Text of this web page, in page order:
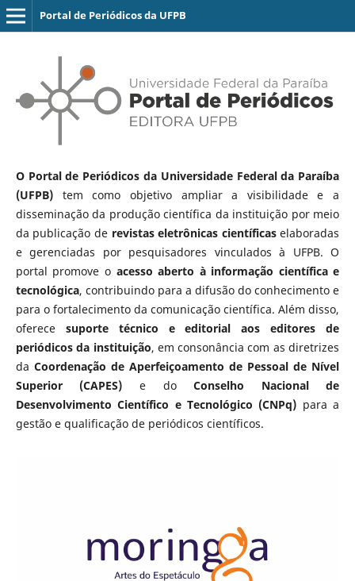
Portal de Periódicos da UFPB
O Portal de Periódicos da Universidade Federal da Paraíba
(UFPB)tem como objetivo ampliar a visibilidade e a
disseminação da produção científica da instituição por meio
da publicação de revistas eletrônicas científicaselaboradas
e gerenciadas por pesquisadores vinculados à UFPB. O
portal promove o acesso aberto à informação científica e
tecnológica, contribuindo para a difusão do conhecimento e
para o fortalecimento da comunicação científica. Além disso,
oferece suporte técnico e editorial aos editores de
periódicos da instituição, em consonância com as diretrizes
da Coordenação de Aperfeiçoamento de Pessoal de Nível
Superior (CAPES) e doConselho Nacional de
Desenvolvimento Científico e Tecnológico (CNPq) para a
gestão e qualificação de periódicos científicos.